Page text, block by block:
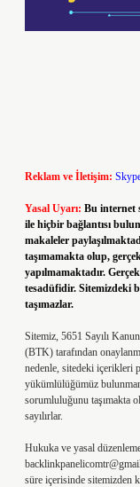
Reklam ve İletişim:
Yasal Uyarı: Bu internet
ile hiçbir bağlantısı
makaleler
taşımamakta olup,
yapılmamaktadır.
tesadüfidir. Sitemizdeki
taşımazlar.
Sitemiz, 5651 Sayılı
(BTK) tarafından
nedenle, sitedeki içerikleri
yükümlülüğümüz
sorumluluğunu taşımakta
sayılırlar.
Hukuka ve yasal
süre içerisinde sitemizden